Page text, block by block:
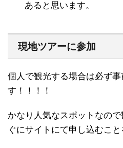
あると思います。
現地ツアーに参加
個人で観光する場合は必ず
す！！！！
かなり人気なスポットなの
ぐにサイトにて申し込むこと